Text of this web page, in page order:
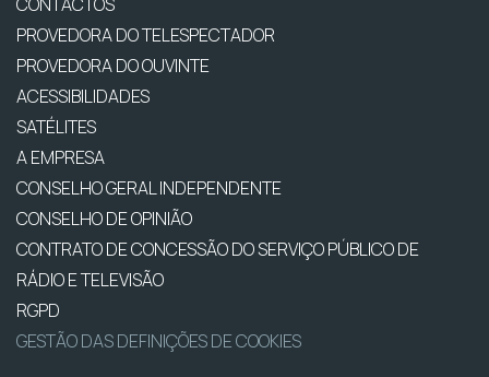
PROVEDORA DO TELESPECTADOR
PROVEDORA DO OUVINTE
ACESSIBILIDADES
SATÉLITES
A EMPRESA
CONSELHO GERAL INDEPENDENTE
CONSELHO DE OPINIÃO
CONTRATO DE CONCESSÃO DO SERVIÇO PÚBLICO DE
RÁDIO E TELEVISÃO
RGPD
GESTÃO DAS DEFINIÇÕES DE COOKIES